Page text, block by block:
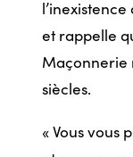
et rappelle
Maçonnerie
siècles.
« Vous vous